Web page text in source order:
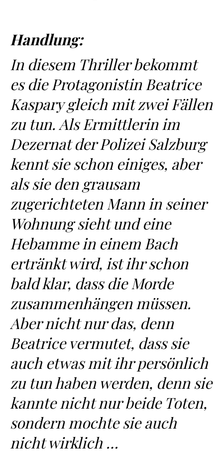
Handlung:
In diesem Thriller bekommt
es die Protagonistin Beatrice
Kaspary gleich mit zwei Fällen
zu tun. Als Ermittlerin im
Dezernat der Polizei Salzburg
kennt sie schon einiges, aber
als sie den grausam
zugerichteten Mann in seiner
Wohnung sieht und eine
Hebamme in einem Bach
ertränkt wird, ist ihr schon
bald klar, dass die Morde
zusammenhängen müssen.
Aber nicht nur das, denn
Beatrice vermutet, dass sie
auch etwas mit ihr persönlich
zu tun haben werden, denn sie
kannte nicht nur beide Toten,
sondern mochte sie auch
nicht wirklich …